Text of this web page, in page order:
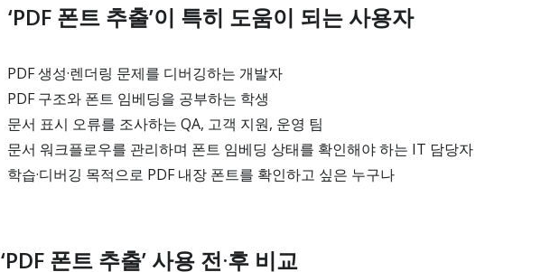
‘PDF 폰트 추출’이 특히 도움이 되는 사용자
PDF 생성·렌더링 문제를 디버깅하는 개발자
PDF 구조와 폰트 임베딩을 공부하는 학생
문서 표시 오류를 조사하는 QA, 고객 지원, 운영 팀
문서 워크플로우를 관리하며 폰트 임베딩 상태를 확인해야 하는 IT 담당자
학습·디버깅 목적으로 PDF 내장 폰트를 확인하고 싶은 누구나
‘PDF 폰트 추출’ 사용 전·후 비교